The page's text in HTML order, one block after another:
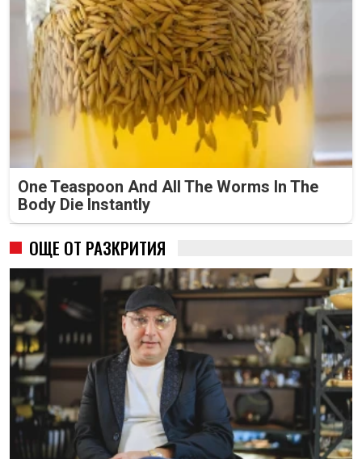
One Teaspoon And All The Worms In The
Body Die Instantly
ОЩЕ ОТ РАЗКРИТИЯ